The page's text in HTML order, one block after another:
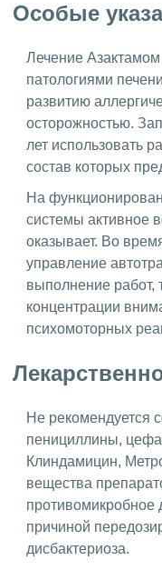
Особые
Лечение
патологиями
развитию
осторожностью.
лет использовать
состав которых
На
системы активное
оказывает. Во
управление
выполнение работ,
концентрации
психомоторных
Не рекомендуется
пенициллины,
Клиндамицин,
вещества
противомикробное
причиной
дисбактериоза.